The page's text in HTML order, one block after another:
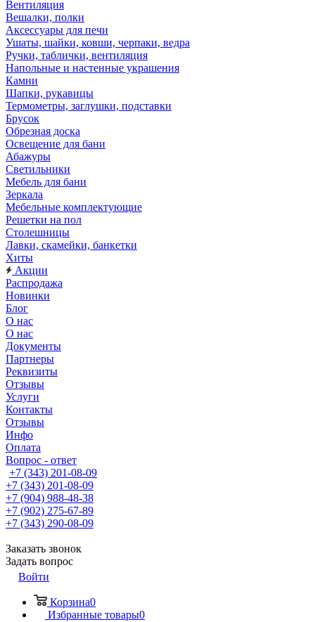
Вентиляция
Вешалки, полки
Аксессуары для печи
Ушаты, шайки, ковши, черпаки, ведра
Ручки, таблички, вентиляция
Напольные и настенные украшения
Камни
Шапки, рукавицы
Термометры, заглушки, подставки
Брусок
Обрезная доска
Освещение для бани
Абажуры
Светильники
Мебель для бани
Зеркала
Мебельные комплектующие
Решетки на пол
Столешницы
Лавки, скамейки, банкетки
Хиты
Акции
Распродажа
Новинки
Блог
О нас
О нас
Документы
Партнеры
Реквизиты
Отзывы
Услуги
Контакты
Отзывы
Инфо
Оплата
Вопрос - ответ
+7 (343) 201-08-09
+7 (343) 201-08-09
+7 (904) 988-48-38
+7 (902) 275-67-89
+7 (343) 290-08-09
Заказать звонок
Задать вопрос
Войти
Корзина0
Избранные товары0